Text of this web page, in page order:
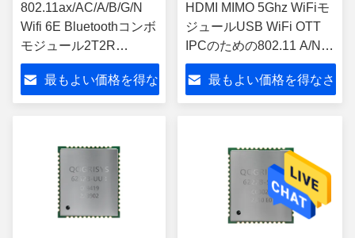
802.11ax/AC/A/B/G/N
Wifi 6E Bluetoothコンボ
モジュール2T2R
QCA2066 ICの破片
最もよい価格を得な
HDMI MIMO 5Ghz WiFiモ
ジュールUSB WiFi OTT
IPCのための802.11 A/N
2T2R 5V
最もよい価格を得なさ